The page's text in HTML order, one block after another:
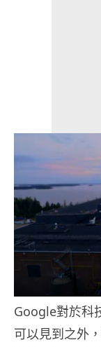
Google對於科
可以見到之外